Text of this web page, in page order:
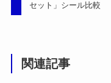
セット」シール比較
関連記事